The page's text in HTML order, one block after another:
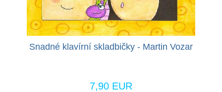
Snadné klavírní skladbičky - Martin Vozar
7,90 EUR